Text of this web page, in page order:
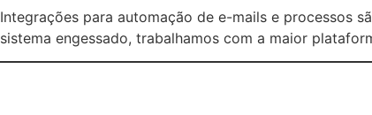
Integrações para automação de e-mails e processos
sistema engessado, trabalhamos com a maior